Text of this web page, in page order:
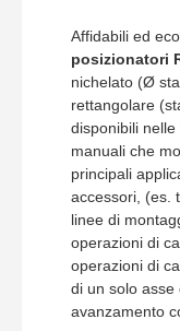
Affidabili ed
posizionatori
nichelato (Ø
rettangolare
disponibili
manuali che
principali
accessori, (es.
linee di
operazioni di
operazioni di
di un solo asse
avanzamento